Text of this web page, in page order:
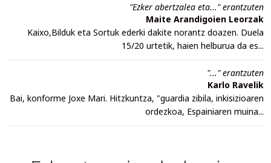
"Ezker abertzalea eta..." erantzuten
Maite Arandigoien Leorzak
Kaixo,Bilduk eta Sortuk ederki dakite norantz doazen. Duela
15/20 urtetik, haien helburua da es...
"..." erantzuten
Karlo Ravelik
Bai, konforme Joxe Mari. Hitzkuntza, "guardia zibila, inkisizioaren
ordezkoa, Espainiaren muina...